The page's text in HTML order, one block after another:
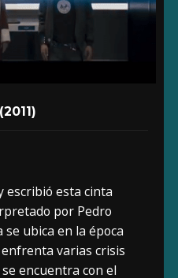
escribió esta cinta
por Pedro
ubica en la época
varias crisis
encuentra con el